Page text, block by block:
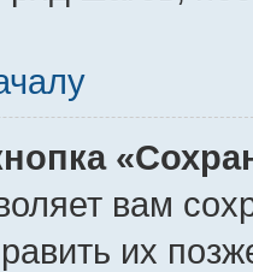
вам
их